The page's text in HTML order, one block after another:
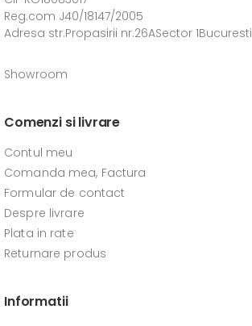
Reg.com J40/18147/2005
Adresa str.Propasirii nr.26ASector 1Bucuresti
Showroom
Comenzi si livrare
Contul meu
Comanda mea, Factura
Formular de contact
Despre livrare
Plata in rate
Returnare produs
Informatii